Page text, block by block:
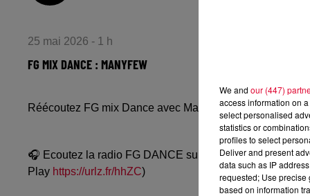
25 mai 2026 - 1 h
FG MIX DANCE : MANYFEW
Réécoutez FG mix Dance avec Manyfew du dimanche
🎧 Ecoutez la radio FG DANCE sur
www.radiofg.com/fg-
Play https://urlz.fr/hhZC)
We and our (447)
access information on
select personalised
statistics or
profiles to select
Deliver and present
data such as IP
requested; Use precise
based on information